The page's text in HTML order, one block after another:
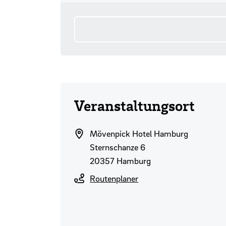
Veranstaltungsort
Mövenpick Hotel Hamburg
Sternschanze 6
20357 Hamburg
Routenplaner